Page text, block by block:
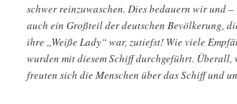
schwer reinzuwaschen. Dies bedauern wir und
auch ein Großteil der deutschen Bevölkerung,
ihre „Weiße Lady“ war, zutiefst! Wie viele
wurden mit diesem Schiff durchgeführt. Überall,
freuten sich die Menschen über das Schiff und